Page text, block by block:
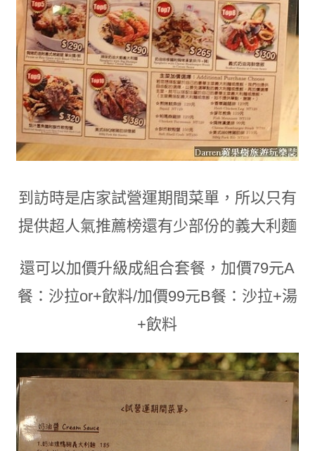
到訪時是店家試營運期間菜單 ， 所以只有
提供超人氣推薦榜還有少部份的義大利麵
還可以加價升級成組合套餐 ， 加價79元A
餐：沙拉or+飲料/加價99元B餐：沙拉+湯
+飲料